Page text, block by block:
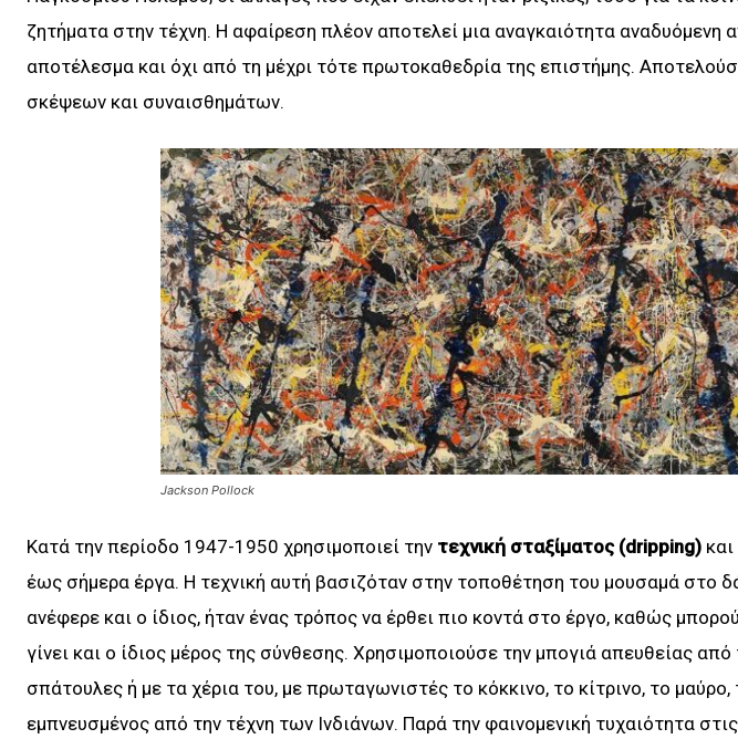
ζητήματα στην τέχνη. Η αφαίρεση πλέον αποτελεί μια αναγκαιότητα αναδυόμενη
αποτέλεσμα και όχι από τη μέχρι τότε πρωτοκαθεδρία της επιστήμης.
σκέψεων και συναισθημάτων.
Jackson Pollock
Κατά την περίοδο 1947-1950 χρησιμοποιεί την τεχνική σταξίματος (dripping)
έως σήμερα έργα. Η τεχνική αυτή βασιζόταν στην τοποθέτηση του μουσαμά στο
ανέφερε και ο ίδιος, ήταν ένας τρόπος να έρθει πιο κοντά στο έργο, καθώς
γίνει και ο ίδιος μέρος της σύνθεσης. Χρησιμοποιούσε την μπογιά απευθείας
σπάτουλες ή με τα χέρια του, με πρωταγωνιστές το κόκκινο, το κίτρινο, το
εμπνευσμένος από την τέχνη των Ινδιάνων. Παρά την φαινομενική τυχαιότητα